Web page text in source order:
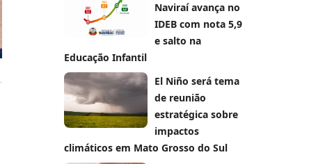
Naviraí avança no
IDEB com nota 5,9
e salto na
Educação Infantil
El Niño será tema
de reunião
estratégica sobre
impactos
climáticos em Mato Grosso do Sul